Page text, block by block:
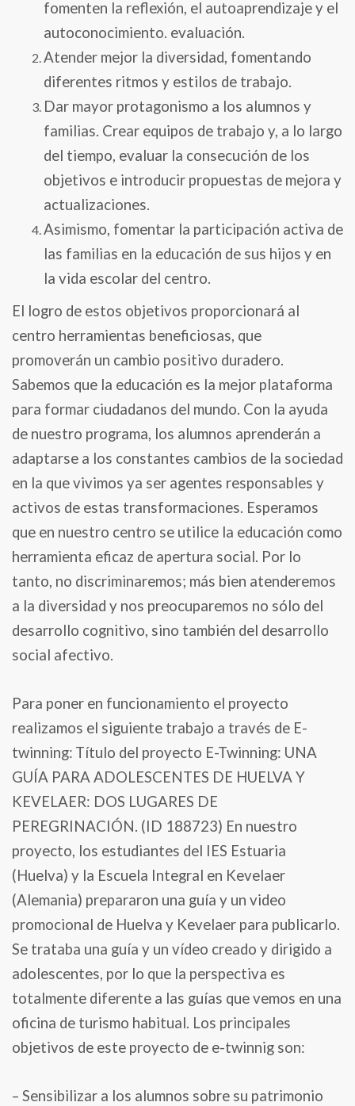
fomenten la reflexión, el autoaprendizaje y el
autoconocimiento. evaluación.
Atender mejor la diversidad, fomentando
diferentes ritmos y estilos de trabajo.
Dar mayor protagonismo a los alumnos y
familias. Crear equipos de trabajo y, a lo largo
del tiempo, evaluar la consecución de los
objetivos e introducir propuestas de mejora y
actualizaciones.
Asimismo, fomentar la participación activa de
las familias en la educación de sus hijos y en
la vida escolar del centro.
El logro de estos objetivos proporcionará al
centro herramientas beneficiosas, que
promoverán un cambio positivo duradero.
Sabemos que la educación es la mejor plataforma
para formar ciudadanos del mundo. Con la ayuda
de nuestro programa, los alumnos aprenderán a
adaptarse a los constantes cambios de la sociedad
en la que vivimos ya ser agentes responsables y
activos de estas transformaciones. Esperamos
que en nuestro centro se utilice la educación como
herramienta eficaz de apertura social. Por lo
tanto, no discriminaremos; más bien atenderemos
a la diversidad y nos preocuparemos no sólo del
desarrollo cognitivo, sino también del desarrollo
social afectivo.
Para poner en funcionamiento el proyecto
realizamos el siguiente trabajo a través de E-
twinning: Título del proyecto E-Twinning: UNA
GUÍA PARA ADOLESCENTES DE HUELVA Y
KEVELAER: DOS LUGARES DE
PEREGRINACIÓN. (ID 188723) En nuestro
proyecto, los estudiantes del IES Estuaria
(Huelva) y la Escuela Integral en Kevelaer
(Alemania) prepararon una guía y un video
promocional de Huelva y Kevelaer para publicarlo.
Se trataba una guía y un vídeo creado y dirigido a
adolescentes, por lo que la perspectiva es
totalmente diferente a las guías que vemos en una
oficina de turismo habitual. Los principales
objetivos de este proyecto de e-twinnig son:
– Sensibilizar a los alumnos sobre su patrimonio